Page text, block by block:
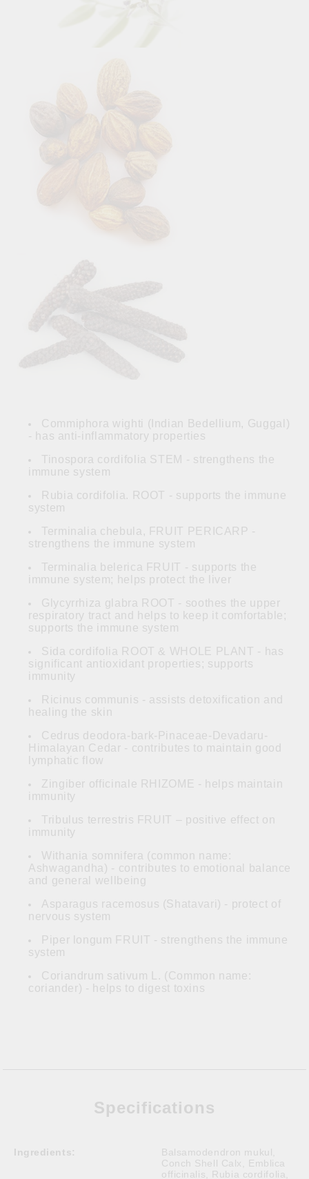
Commiphora wighti (Indian Bedellium, Guggal)
- has anti-inflammatory properties
Tinospora cordifolia STEM - strengthens the
immune system
Rubia cordifolia. ROOT - supports the immune
system
Terminalia chebula, FRUIT PERICARP -
strengthens the immune system
Terminalia belerica FRUIT - supports the
immune system; helps protect the liver
Glycyrrhiza glabra ROOT - soothes the upper
respiratory tract and helps to keep it comfortable;
supports the immune system
Sida cordifolia ROOT & WHOLE PLANT - has
significant antioxidant properties; supports
immunity
Ricinus communis - assists detoxification and
healing the skin
Cedrus deodora-bark-Pinaceae-Devadaru-
Himalayan Cedar - contributes to maintain good
lymphatic flow
Zingiber officinale RHIZOME - helps maintain
immunity
Tribulus terrestris FRUIT – positive effect on
immunity
Withania somnifera (common name:
Ashwagandha) - contributes to emotional balance
and general wellbeing
Asparagus racemosus (Shatavari) - protect of
nervous system
Piper longum FRUIT - strengthens the immune
system
Coriandrum sativum L. (Common name:
coriander) - helps to digest toxins
Specifications
Ingredients:
Balsamodendron mukul,
Conch Shell Calx, Emblica
officinalis, Rubia cordifolia,